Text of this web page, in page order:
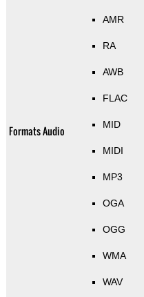
Formats Audio
AMR
RA
AWB
FLAC
MID
MIDI
MP3
OGA
OGG
WMA
WAV